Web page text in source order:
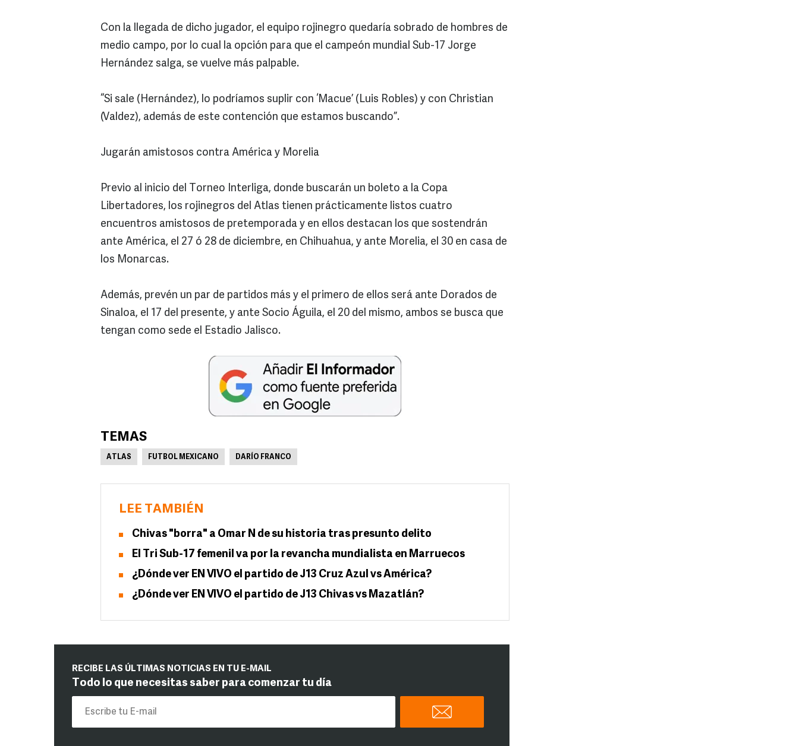
Con la llegada de dicho jugador, el equipo rojinegro quedaría sobrado de hombres de
medio campo, por lo cual la opción para que el campeón mundial Sub-17 Jorge
Hernández salga, se vuelve más palpable.
“Si sale (Hernández), lo podríamos suplir con ‘Macue’ (Luis Robles) y con Christian
(Valdez), además de este contención que estamos buscando”.
Jugarán amistosos contra América y Morelia
Previo al inicio del Torneo Interliga, donde buscarán un boleto a la Copa
Libertadores, los rojinegros del Atlas tienen prácticamente listos cuatro
encuentros amistosos de pretemporada y en ellos destacan los que sostendrán
ante América, el 27 ó 28 de diciembre, en Chihuahua, y ante Morelia, el 30 en casa de
los Monarcas.
Además, prevén un par de partidos más y el primero de ellos será ante Dorados de
Sinaloa, el 17 del presente, y ante Socio Águila, el 20 del mismo, ambos se busca que
tengan como sede el Estadio Jalisco.
TEMAS
ATLAS FUTBOL MEXICANO DARÍO FRANCO
LEE TAMBIÉN
Chivas "borra" a Omar N de su historia tras presunto delito
El Tri Sub-17 femenil va por la revancha mundialista en Marruecos
¿Dónde ver EN VIVO el partido de J13 Cruz Azul vs América?
¿Dónde ver EN VIVO el partido de J13 Chivas vs Mazatlán?
RECIBE LAS ÚLTIMAS NOTICIAS EN TU E-MAIL
Todo lo que necesitas saber para comenzar tu día